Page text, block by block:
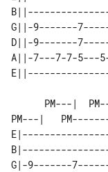
G||-9-------
D||-9-------
A||-7---7-7-5---
PM---|
G|-9-------